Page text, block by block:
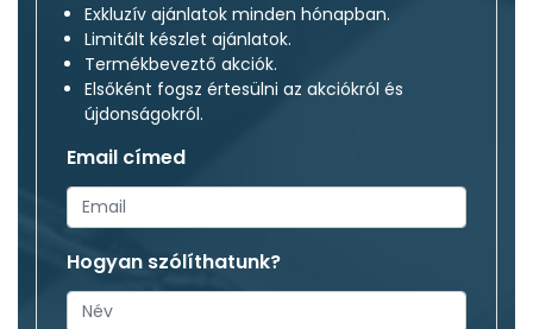
Exkluzív ajánlatok minden hónapban.
Limitált készlet ajánlatok.
Termékbeveztő akciók.
Elsőként fogsz értesülni az akciókról és
újdonságokról.
Email címed
Hogyan szólíthatunk?